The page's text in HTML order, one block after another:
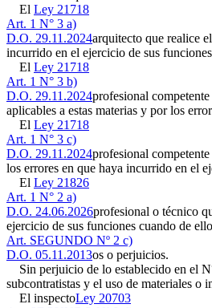
El Ley 21718
Art. 1 N° 3 a)
D.O. 29.11.2024arquitecto que realice
incurrido en el ejercicio de sus
El Ley 21718
Art. 1 N° 3 b)
D.O. 29.11.2024profesional
aplicables a estas materias y por los
El Ley 21718
Art. 1 N° 3 c)
D.O. 29.11.2024profesional
los errores en que haya incurrido en el
El Ley 21826
Art. 1 N° 2 a)
D.O. 24.06.2026profesional o técnico
ejercicio de sus funciones cuando de
Art. SEGUNDO Nº 2 c)
D.O. 05.11.2013os o perjuicios.
Sin perjuicio de lo establecido en el
subcontratistas y el uso de materiales o
El inspectoLey 20703